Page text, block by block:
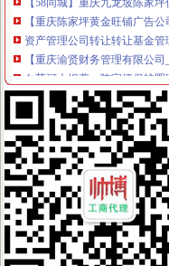
【重庆陈家坪黄金旺铺广告
资产管理公司转让转让基金
【重庆渝贤财务管理有限公司
白莲河上坝垄、陈家坪保护
芭夯兔(陈家坪店)电话,地址,
【58同城】重庆九龙坡陈家坪
重庆沿海捞：重庆九龙坡石桥
【重庆川维渝办招待所酒店
【重庆恒源办公家具有限责任
重庆市九龙坡区石桥农村信用
歌乐山镇装修_重庆装修公司_
三峡报刊亭管理混-是否影响
重庆沙坪坝区有哪些建材市场
500、510开头的重庆人注意了